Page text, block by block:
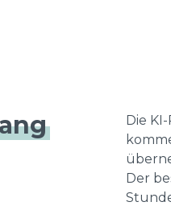
Die
Der